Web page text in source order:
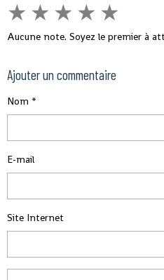
★ ★ ★ ★ ★
Aucune note. Soyez le premier à
Ajouter un commentaire
Nom
E-mail
Site Internet